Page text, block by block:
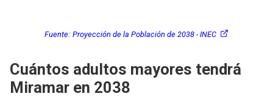
Fuente: Proyección de la Población de 2038 - INEC
Cuántos adultos mayores tendrá
Miramar en 2038